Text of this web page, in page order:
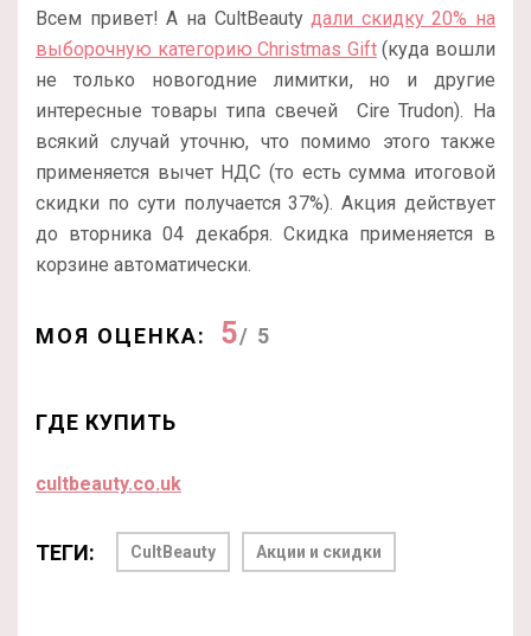
Всем привет! А на CultBeautyдали скидку 20% на
выборочную категорию Christmas Gift(куда вошли
не только новогодние лимитки, но и другие
интересные товары типа свечей Cire Trudon). На
всякий случай уточню, что помимо этого также
применяется вычет НДС (то есть сумма итоговой
скидки по сути получается 37%). Акция действует
до вторника 04 декабря. Скидка применяется в
корзине автоматически.
МОЯ ОЦЕНКА: 5/ 5
ГДЕ КУПИТЬ
cultbeauty.co.uk
ТЕГИ: CultBeauty Акции и скидки